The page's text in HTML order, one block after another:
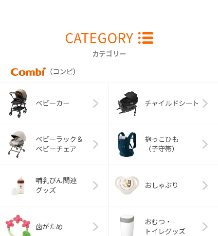
CATEGORY
カテゴリー
（コンビ）
ベビーカー チャイルドシート
ベビーラック＆
ベビーチェア
抱っこひも
（子守帯）
哺乳びん関連
グッズ
おしゃぶり
歯がため
おむつ・
トイレグッズ